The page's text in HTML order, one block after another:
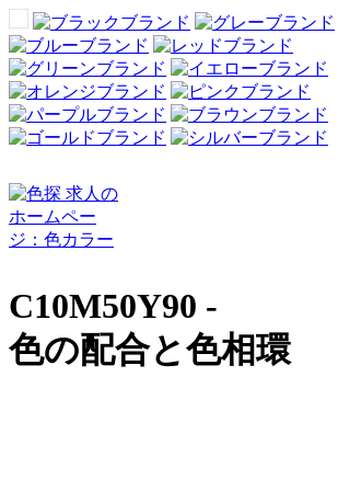
C10M50Y90 -
色の配合と色相環